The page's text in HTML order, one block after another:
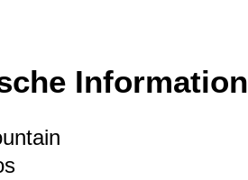
Information